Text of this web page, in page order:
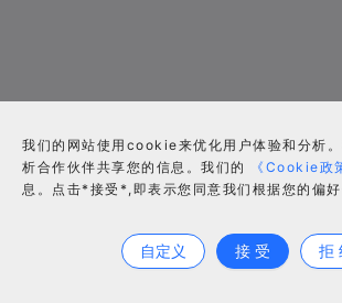
我们的网站使用cookie来优化用户体验和分析
析合作伙伴共享您的信息。我们的
《Cookie政
息。点击*接受*,即表示您同意我们根据您的偏
自定义 接 受 拒